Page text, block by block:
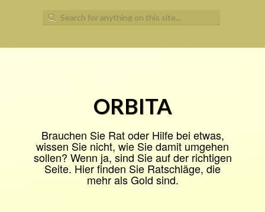
Search
for:
ORBITA
Brauchen Sie Rat oder Hilfe bei etwas,
wissen Sie nicht, wie Sie damit umgehen
sollen? Wenn ja, sind Sie auf der richtigen
Seite. Hier finden Sie Ratschläge, die
mehr als Gold sind.